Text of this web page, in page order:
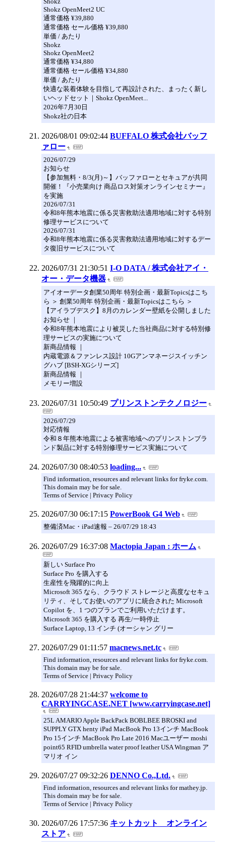
Shokz OpenMeet2 UC
通常価格 ¥39,880
通常価格 セール価格 ¥39,880
単価 / あたり
Shokz
Shokz OpenMeet2
通常価格 ¥34,880
通常価格 セール価格 ¥34,880
単価 / あたり
快適な装着体験を目指して再設計された、まったく新し
いヘッドセット｜Shokz OpenMeet...
2026年7月30日
Shokz社の日本
2026/08/01 09:02:44 BUFFALO 株式会社バッフ
ァロー
2026/07/29
お知らせ
【参加無料・8/3(月)～】バッファローとセキュアが共同
開催！『小売業向け 商品ロス対策オンラインセミナー』
を実施
2026/07/31
令和8年熊本地震に係る災害救助法適用地域に対する特別
修理サービスについて
2026/07/31
令和8年熊本地震に係る災害救助法適用地域に対するデー
タ復旧サービスについて
2026/07/31 21:30:51 I-O DATA / 株式会社アイ・
オー・データ機器
アイオーデータ創業50周年 特別企画・最新Topicsはこち
ら ＞ 創業50周年 特別企画・最新Topicsはこちら ＞
【アイラブデスク】8月のカレンダー壁紙を公開しました
お知らせ ｜
令和8年熊本地震により被災した当社商品に対する特別修
理サービスの実施について
新商品情報 ｜
内蔵電源＆ファンレス設計 10Gアンマネージスイッチン
グハブ [BSH-XGシリーズ]
新商品情報 ｜
メモリー増設
2026/07/31 10:50:49 プリンストンテクノロジー
2026/07/29
対応情報
令和８年熊本地震による被害地域へのプリンストンブラ
ンド製品に対する特別修理サービス実施について
2026/07/30 08:40:53 loading...
Find information, resources and relevant links for fryke.com.
This domain may be for sale.
Terms of Service | Privacy Policy
2026/07/30 06:17:15 PowerBook G4 Web
整備済Mac・iPad速報 – 26/07/29 18:43
2026/07/29 16:37:08 Mactopia Japan : ホーム
新しい Surface Pro
Surface Pro を購入する
生産性を飛躍的に向上
Microsoft 365 なら、クラウド ストレージと高度なセキュ
リティ、そしてお使いのアプリに統合された Microsoft
Copilot を、1 つのプランでご利用いただけます。
Microsoft 365 を購入する 再生/一時停止
Surface Laptop, 13 インチ (オーシャン グリー
2026/07/29 01:11:57 macnews.net.tc
Find information, resources and relevant links for fryke.com.
This domain may be for sale.
Terms of Service | Privacy Policy
2026/07/28 21:44:37 welcome to
CARRYINGCASE.NET [www.carryingcase.net]
25L AMARIO Apple BackPack BOBLBEE BROSKI and
SUPPLY GTX henty iPad MacBook Pro 13インチ MacBook
Pro 15インチ MacBook Pro Late 2016 Macユーザー moshi
point65 RFID umbrella water proof leather USA Wingman ア
マリオ イン
2026/07/27 09:32:26 DENNO Co.,Ltd.
Find information, resources and relevant links for mathey.jp.
This domain may be for sale.
Terms of Service | Privacy Policy
2026/07/26 17:57:36 キットカット オンライン
ストア